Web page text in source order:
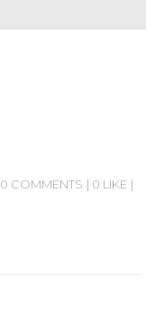
0 COMMENTS 0 LIKE